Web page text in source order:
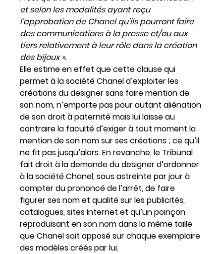
et selon les modalités ayant reçu
l’approbation de Chanel qu’ils pourront faire
des communications à la presse et/ou aux
tiers relativement à leur rôle dans la création
des bijoux ».
Elle estime en effet que cette clause qui
permet à la société Chanel d’exploiter les
créations du designer sans faire mention de
son nom, n’emporte pas pour autant aliénation
de son droit à paternité mais lui laisse au
contraire la faculté d’exiger à tout moment la
mention de son nom sur ses créations ; ce qu’il
ne fit pas jusqu’alors. En revanche, le Tribunal
fait droit à la demande du designer d’ordonner
à la société Chanel, sous astreinte par jour à
compter du prononcé de l’arrêt, de faire
figurer ses nom et qualité sur les publicités,
catalogues, sites Internet et qu’un poinçon
reproduisant en son nom dans la même taille
que Chanel soit apposé sur chaque exemplaire
des modèles créés par lui.